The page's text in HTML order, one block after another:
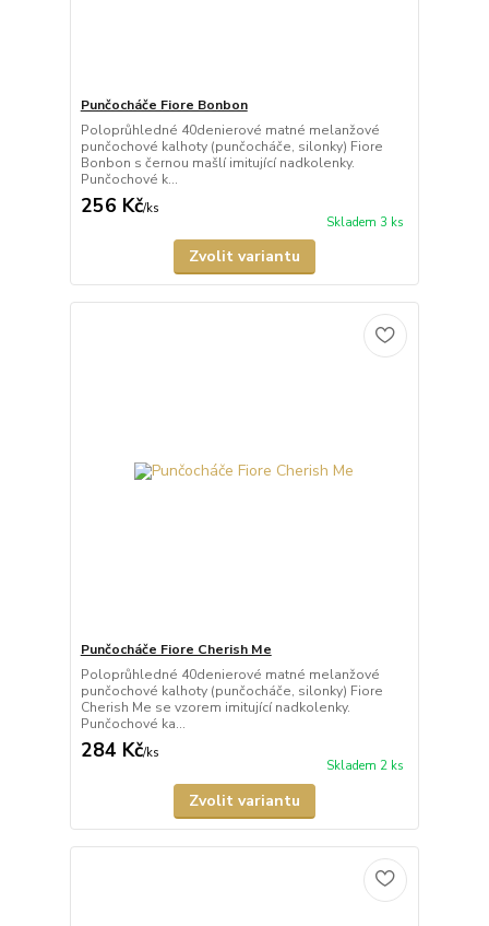
Punčocháče Fiore Bonbon
Poloprůhledné 40denierové matné melanžové
punčochové kalhoty (punčocháče, silonky) Fiore
Bonbon s černou mašlí imitující nadkolenky.
Punčochové k...
256 Kč/ks
Skladem 3 ks
Zvolit variantu
Punčocháče Fiore Cherish Me
Poloprůhledné 40denierové matné melanžové
punčochové kalhoty (punčocháče, silonky) Fiore
Cherish Me se vzorem imitující nadkolenky.
Punčochové ka...
284 Kč/ks
Skladem 2 ks
Zvolit variantu